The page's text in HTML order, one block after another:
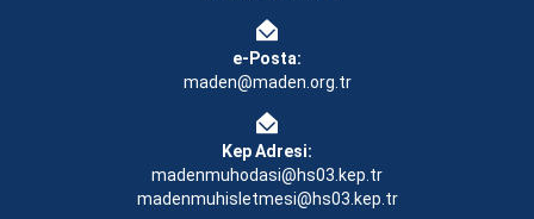
e-Posta:
maden@maden.org.tr
Kep Adresi:
madenmuhodasi@hs03.kep.tr
madenmuhisletmesi@hs03.kep.tr